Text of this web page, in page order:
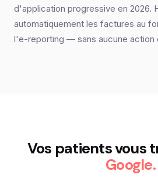
d'application progressive en 2026.
automatiquement les factures au
l'e-reporting — sans aucune action
Vos patients vous
Google.